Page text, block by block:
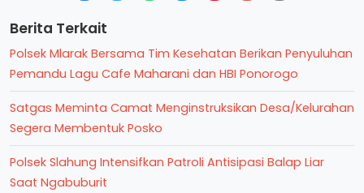
Berita Terkait
Polsek Mlarak Bersama Tim Kesehatan Berikan Penyuluhan
Pemandu Lagu Cafe Maharani dan HBI Ponorogo
Satgas Meminta Camat Menginstruksikan Desa/Kelurahan
Segera Membentuk Posko
Polsek Slahung Intensifkan Patroli Antisipasi Balap Liar
Saat Ngabuburit